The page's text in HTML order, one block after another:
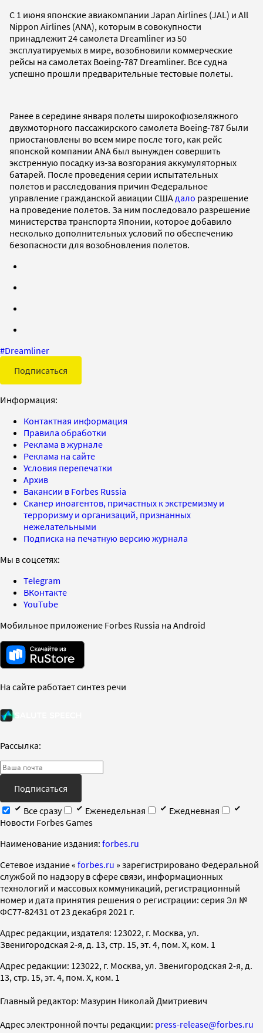
С 1 июня японские авиакомпании Japan Airlines (JAL) и All
Nippon Airlines (ANA), которым в совокупности
принадлежит 24 самолета Dreamliner из 50
эксплуатируемых в мире, возобновили коммерческие
рейсы на самолетах Boeing-787 Dreamliner. Все судна
успешно прошли предварительные тестовые полеты.
Ранее в середине января полеты широкофюзеляжного
двухмоторного пассажирского самолета Boeing-787 были
приостановлены во всем мире после того, как рейс
японской компании ANA был вынужден совершить
экстренную посадку из-за возгорания аккумуляторных
батарей. После проведения серии испытательных
полетов и расследования причин Федеральное
управление гражданской авиации США дало разрешение
на проведение полетов. За ним последовало разрешение
министерства транспорта Японии, которое добавило
несколько дополнительных условий по обеспечению
безопасности для возобновления полетов.
#Dreamliner
Подписаться
Информация:
Контактная информация
Правила обработки
Реклама в журнале
Реклама на сайте
Условия перепечатки
Архив
Вакансии в Forbes Russia
Сканер иноагентов, причастных к экстремизму и
терроризму и организаций, признанных
нежелательными
Подписка на печатную версию журнала
Мы в соцсетях:
Telegram
ВКонтакте
YouTube
Мобильное приложение Forbes Russia на Android
На сайте работает синтез речи
Рассылка:
Подписаться
Все сразу
Еженедельная
Ежедневная
Новости Forbes Games
Наименование издания: forbes.ru
Cетевое издание « forbes.ru » зарегистрировано Федеральной
службой по надзору в сфере связи, информационных
технологий и массовых коммуникаций, регистрационный
номер и дата принятия решения о регистрации: серия Эл №
ФС77-82431 от 23 декабря 2021 г.
Адрес редакции, издателя: 123022, г. Москва, ул.
Звенигородская 2-я, д. 13, стр. 15, эт. 4, пом. X, ком. 1
Адрес редакции: 123022, г. Москва, ул. Звенигородская 2-я, д.
13, стр. 15, эт. 4, пом. X, ком. 1
Главный редактор: Мазурин Николай Дмитриевич
Адрес электронной почты редакции: press-release@forbes.ru